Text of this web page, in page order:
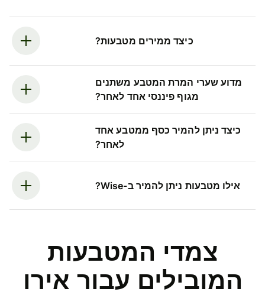
כיצד ממירים מטבעות?
מדוע שערי המרת המטבע משתנים
מגוף פיננסי אחד לאחר?
כיצד ניתן להמיר כסף ממטבע אחד
לאחר?
אילו מטבעות ניתן להמיר ב-Wise?
צמדי המטבעות
המובילים עבור אירו